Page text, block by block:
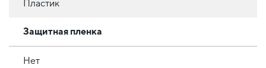
Пластик
Защитная пленка
Нет